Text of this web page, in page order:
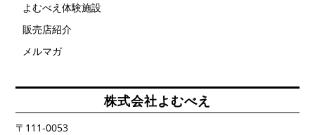
よむべえ体験施設
販売店紹介
メルマガ
株式会社よむべえ
〒111-0053